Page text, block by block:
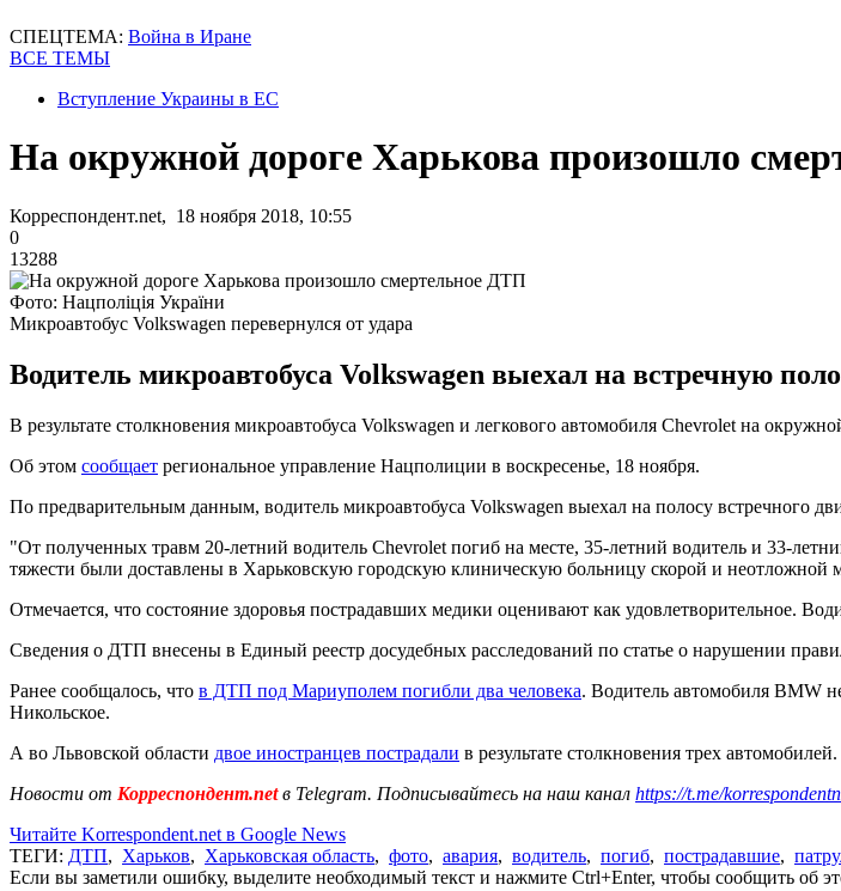
СПЕЦТЕМА: Война в Иране
ВСЕ ТЕМЫ
Вступление Украины в ЕС
На окружной дороге Харькова произошло
Корреспондент.net, 18 ноября 2018, 10:55
0
13288
Фото: Нацполіція України
Микроавтобус Volkswagen перевернулся от удара
Водитель микроавтобуса Volkswagen выехал на встречную
В результате столкновения микроавтобуса Volkswagen и легкового автомобиля Chevrolet на
Об этом сообщает региональное управление Нацполиции в воскресенье, 18 ноября.
По предварительным данным, водитель микроавтобуса Volkswagen выехал на полосу встречного
"От полученных травм 20-летний водитель Chevrolet погиб на месте, 35-летний водитель и 33-
тяжести были доставлены в Харьковскую городскую клиническую больницу скорой и
Отмечается, что состояние здоровья пострадавших медики оценивают как удовлетворительное.
Сведения о ДТП внесены в Единый реестр досудебных расследований по статье о нарушении
Ранее сообщалось, что в ДТП под Мариуполем погибли два человека. Водитель автомобиля BMW
Никольское.
А во Львовской области двое иностранцев пострадали в результате столкновения трех автомобилей.
Новости от Корреспондент.netв Telegram. Подписывайтесь на наш канал https://t.me/
Читайте Korrespondent.net в Google News
ТЕГИ: ДТП, Харьков, Харьковская область, фото, авария, водитель, погиб, пострадавшие,
Если вы заметили ошибку, выделите необходимый текст и нажмите Ctrl+Enter, чтобы сообщить об